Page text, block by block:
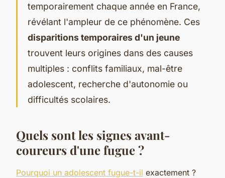
temporairement chaque année en France,
révélant l'ampleur de ce phénomène. Ces
disparitions temporaires d'un jeune
trouvent leurs origines dans des causes
multiples : conflits familiaux, mal-être
adolescent, recherche d'autonomie ou
difficultés scolaires.
Quels sont les signes avant-
coureurs d'une fugue ?
Pourquoi un adolescent fugue-t-il exactement ?